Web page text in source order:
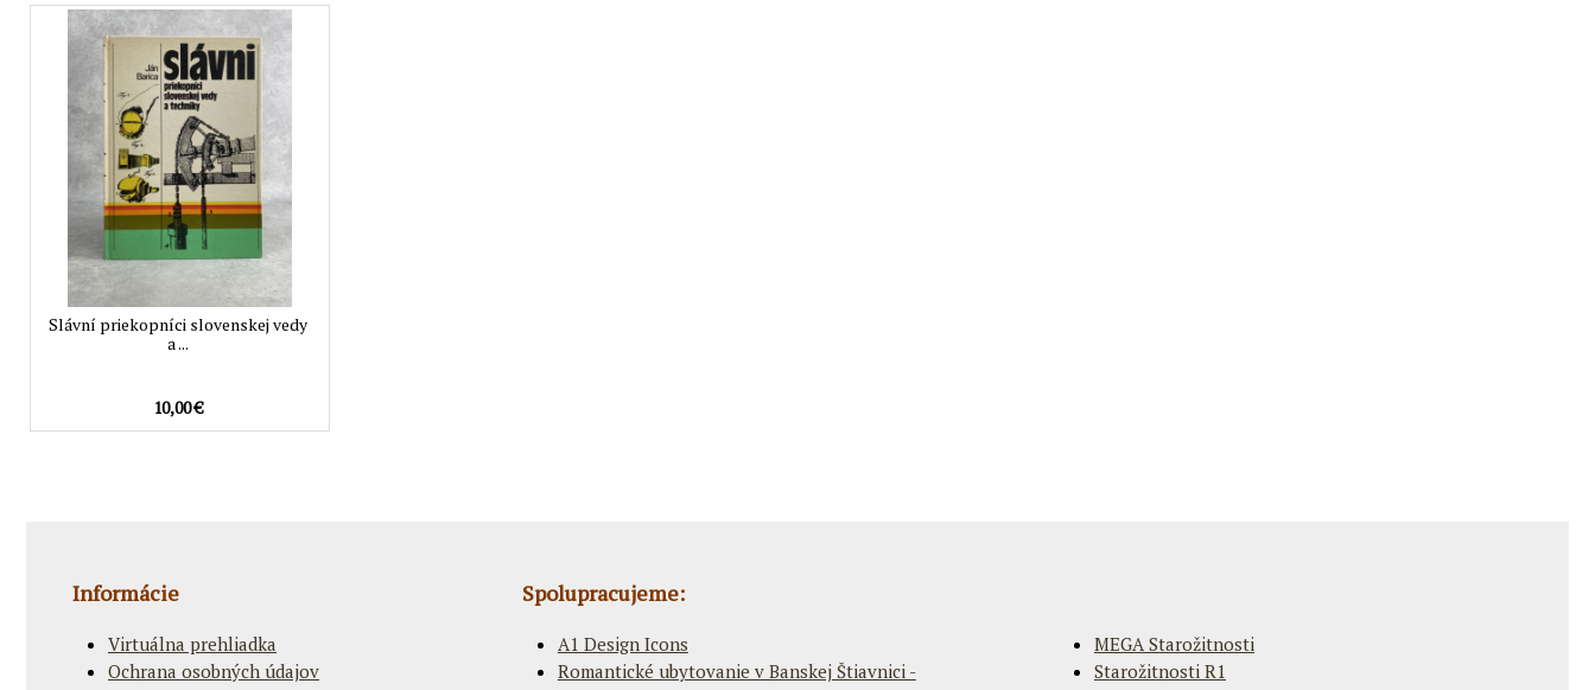
Slávní priekopníci slovenskej vedy
a ...
10,00 €
Informácie
Virtuálna prehliadka
Ochrana osobných údajov
Spolupracujeme:
A1 Design Icons
Romantické ubytovanie v Banskej Štiavnici -
MEGA Starožitnosti
Starožitnosti R1